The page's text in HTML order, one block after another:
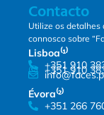
Contacto
Utilize os detalhes
connosco sobre
Lisboa⁽¹⁾
+351 910
+351 910
Évora⁽²⁾
+351 266